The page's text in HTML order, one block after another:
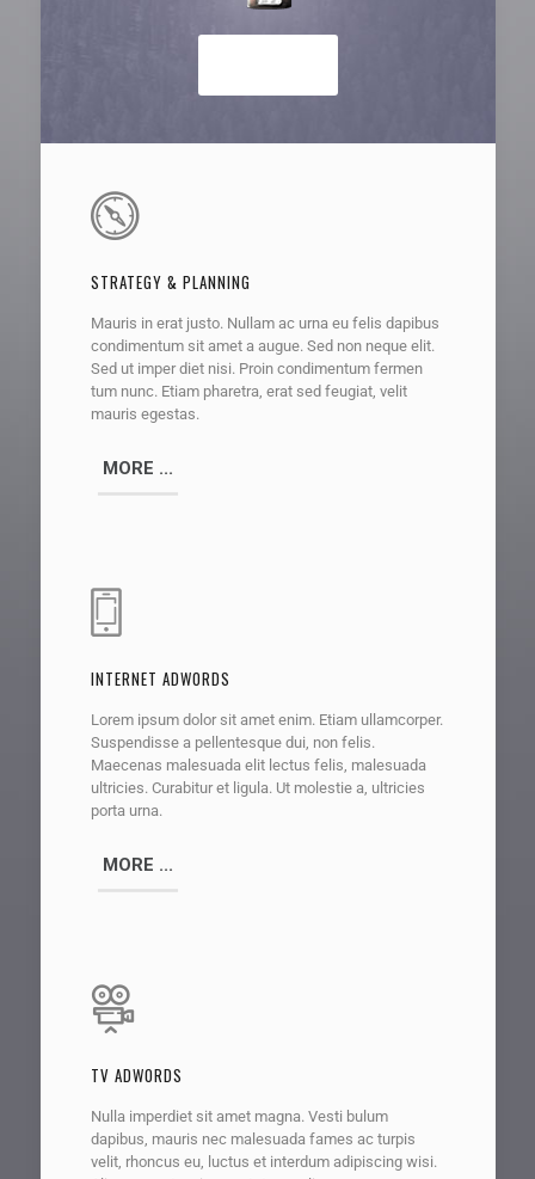
STRATEGY & PLANNING
Mauris in erat justo. Nullam ac urna eu felis dapibus
condimentum sit amet a augue. Sed non neque elit.
Sed ut imper diet nisi. Proin condimentum fermen
tum nunc. Etiam pharetra, erat sed feugiat, velit
mauris egestas.
MORE ...
INTERNET ADWORDS
Lorem ipsum dolor sit amet enim. Etiam ullamcorper.
Suspendisse a pellentesque dui, non felis.
Maecenas malesuada elit lectus felis, malesuada
ultricies. Curabitur et ligula. Ut molestie a, ultricies
porta urna.
MORE ...
TV ADWORDS
Nulla imperdiet sit amet magna. Vesti bulum
dapibus, mauris nec malesuada fames ac turpis
velit, rhoncus eu, luctus et interdum adipiscing wisi.